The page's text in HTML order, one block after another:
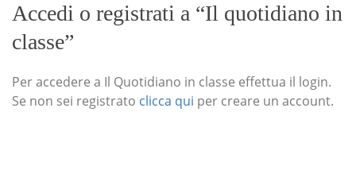
Accedi o registrati a “Il quotidiano in
classe”
Per accedere a Il Quotidiano in classe effettua il login.
Se non sei registrato clicca qui per creare un account.